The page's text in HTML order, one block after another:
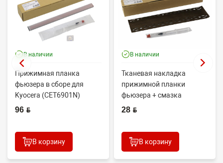
В наличии
Прижимная планка
фьюзера в сборе для
Kyocera (CET6901N)
ECOSYS
96 BYN
В корзину
В наличии
Тканевая накладка
прижимной планки
фьюзера + смазка
Kyocera (CET7420)
28 BYN
В корзину